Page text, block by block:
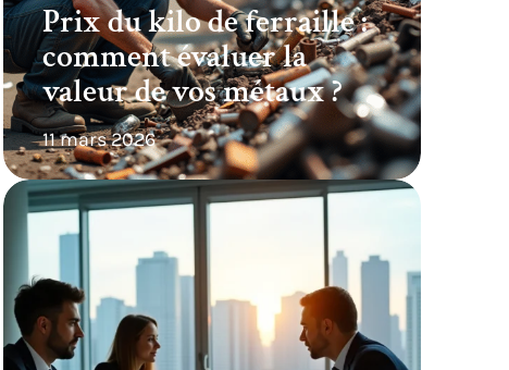
Prix du kilo de ferraille :
comment évaluer la
valeur de vos métaux ?
11 mars 2026